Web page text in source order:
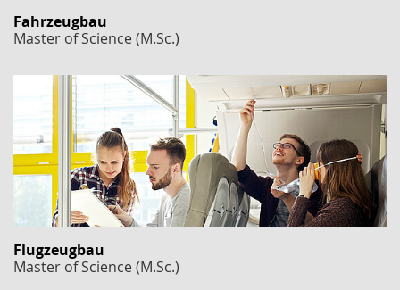
Fahrzeugbau
Master of Science (M.Sc.)
Flugzeugbau
Master of Science (M.Sc.)